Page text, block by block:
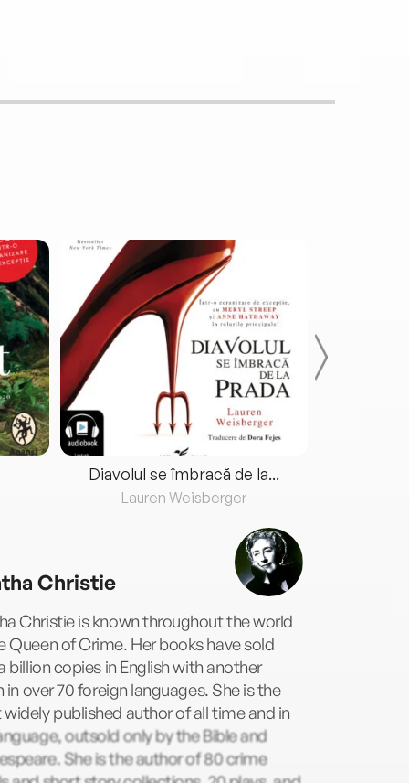
Diavolul se îmbracă de la...
Lauren Weisberger
Christie
Christie is known throughout the world
Queen of Crime. Her books have sold
billion copies in English with another
in over 70 foreign languages. She is the
published author of all time and in
outsold only by the Bible and
She is the author of 80 crime